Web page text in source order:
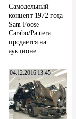
Самодельный
концепт 1972 года
Sam Foose
Carabo/Pantera
продается на
аукционе
04.12.2016 13:45